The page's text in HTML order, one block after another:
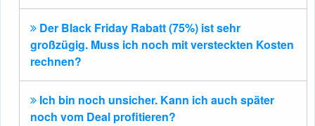
Der Black Friday Rabatt (75%) ist sehr
großzügig. Muss ich noch mit versteckten Kosten
rechnen?
Ich bin noch unsicher. Kann ich auch später
noch vom Deal profitieren?